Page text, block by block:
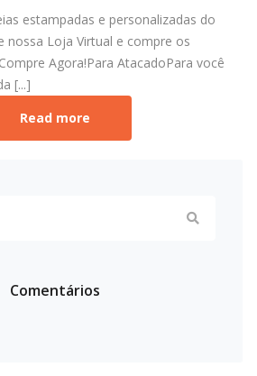
estampadas e personalizadas do
nossa Loja Virtual e compre os
Agora!Para AtacadoPara você
[...]
Read more
Comentários